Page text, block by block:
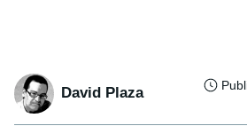
David Plaza